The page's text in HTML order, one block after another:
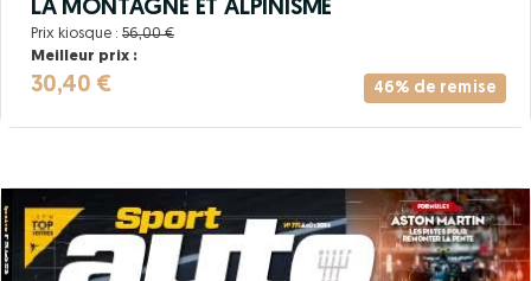
46% de remise
LA MONTAGNE ET ALPINISME
Prix kiosque : 56,00 €
Meilleur prix :
30,40 €